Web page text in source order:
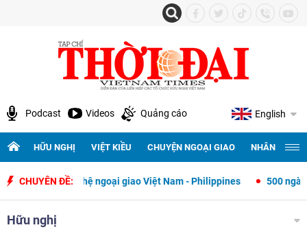
Podcast Videos Quảng cáo English
HỮU NGHỊ VIỆT KIỀU CHUYỆN NGOẠI GIAO NHÂN
CHUYÊN ĐỀ:
quan hệ ngoại giao Việt Nam - Philippines 500 ngày đêm
Hữu nghị